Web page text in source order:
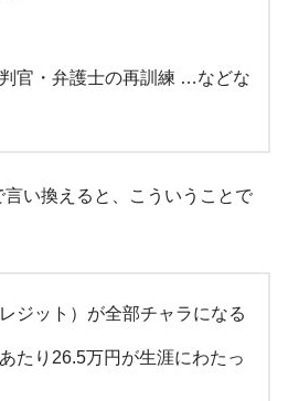
官・弁護士の再訓練 …などな
い換えると、こういうことで
ジット）が全部チャラになる
たり26.5万円が生涯にわたっ